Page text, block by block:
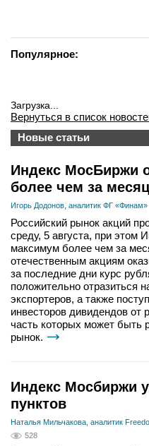
Популярное:
Загрузка...
Вернуться в список
Новые статьи
Индекс МосБиржи
более чем за месяц
Игорь Додонов, аналитик ФГ «Финам»
Российский рынок акций
среду, 5 августа, при этом
максимум более чем за
отечественным акциям
за последние дни курс
положительно отразиться
экспортеров, а также
инвесторов дивидендов от
часть которых может быть
рынок.
Индекс Мосбиржи
пунктов
Наталья Мильчакова, аналитик
528